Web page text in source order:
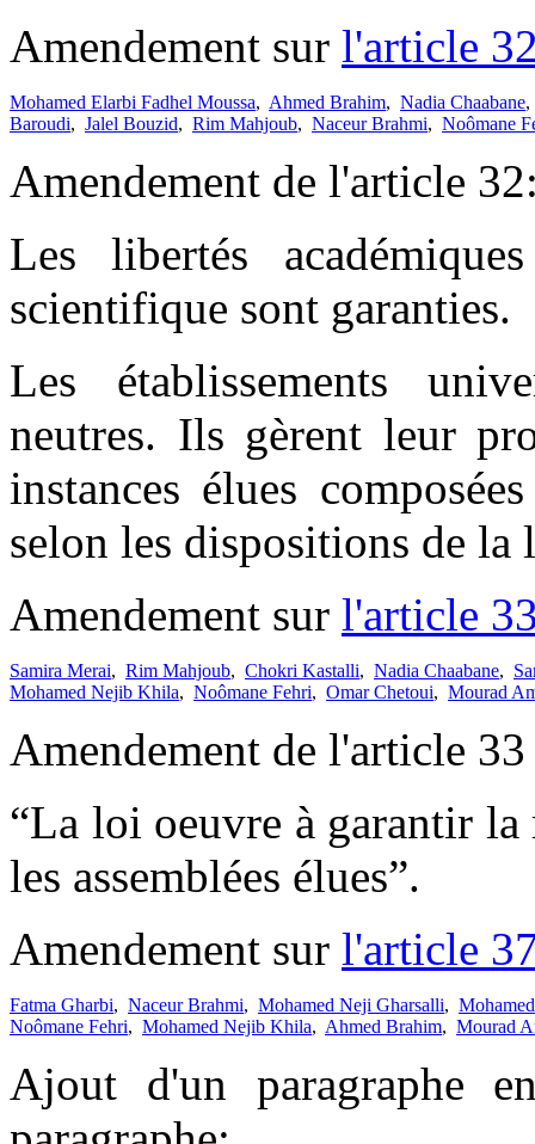
Amendement sur l'article
Mohamed Elarbi Fadhel Moussa, Ahmed Brahim, Nadia Chaabane
Baroudi, Jalel Bouzid, Rim Mahjoub, Naceur Brahmi, Noômane
Amendement de l'article
Les libertés
scientifique sont garanties.
Les établissements
neutres. Ils gèrent leur
instances élues
selon les dispositions de la
Amendement sur l'article
Samira Merai, Rim Mahjoub, Chokri Kastalli, Nadia Chaabane,
Mohamed Nejib Khila, Noômane Fehri, Omar Chetoui, Mourad
Amendement de l'article
“La loi oeuvre à garantir la
les assemblées élues”.
Amendement sur l'article
Fatma Gharbi, Naceur Brahmi, Mohamed Neji Gharsalli,
Noômane Fehri, Mohamed Nejib Khila, Ahmed Brahim, Mourad
Ajout d'un paragraphe